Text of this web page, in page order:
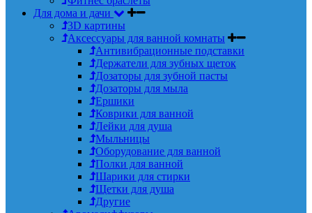
Для дома и дачи
3D картины
Аксессуары для ванной комнаты
Антивибрационные подставки
Держатели для зубных щеток
Дозаторы для зубной пасты
Дозаторы для мыла
Ершики
Коврики для ванной
Лейки для душа
Мыльницы
Оборудование для ванной
Полки для ванной
Шарики для стирки
Щетки для душа
Другие